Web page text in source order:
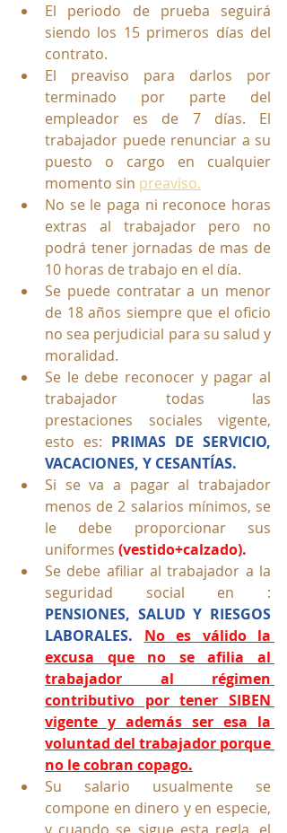
El periodo de prueba seguirá
siendo los 15 primeros días del
contrato.
El preaviso para darlos por
terminado por parte del
empleador es de 7 días. El
trabajador puede renunciar a su
puesto o cargo en cualquier
momento sin preaviso.
No se le paga ni reconoce horas
extras al trabajador pero no
podrá tener jornadas de mas de
10 horas de trabajo en el día.
Se puede contratar a un menor
de 18 años siempre que el oficio
no sea perjudicial para su salud y
moralidad.
Se le debe reconocer y pagar al
trabajador todas las
prestaciones sociales vigente,
esto es: PRIMAS DE SERVICIO,
VACACIONES, Y CESANTÍAS.
Si se va a pagar al trabajador
menos de 2 salarios mínimos, se
le debe proporcionar sus
uniformes (vestido+calzado).
Se debe afiliar al trabajador a la
PENSIONES, SALUD Y RIESGOS
LABORALES. No es válido la
excusa que no se afilia al
trabajador al régimen
contributivo por tener SIBEN
vigente y además ser esa la
voluntad del trabajador porque
no le cobran copago.
Su salario usualmente se
compone en dinero y en especie,